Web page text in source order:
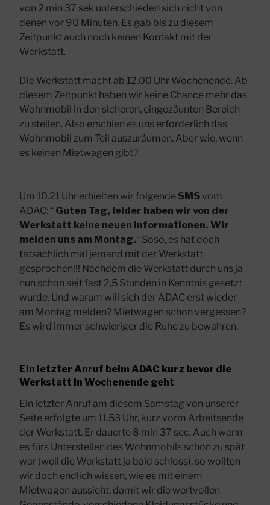
von 2 min 37 sek unterschieden sich nicht von
denen vor 90 Minuten. Es gab bis zu diesem
Zeitpunkt auch noch keinen Kontakt mit der
Werkstatt.
Die Werkstatt macht ab 12.00 Uhr Wochenende. Ab
diesem Zeitpunkt haben wir keine Chance mehr das
Wohnmobil in den sicheren, eingezäunten Bereich
zu stellen. Also erschien es uns erforderlich das
Wohnmobil zum Teil auszuräumen. Aber wie, wenn
es keinen Mietwagen gibt?
Um 10.21 Uhr erhielten wir folgende SMS vom
ADAC: “ Guten Tag, leider haben wir von der
Werkstatt keine neuen Informationen. Wir
melden uns am Montag.“ Soso, es hat doch
tatsächlich mal jemand mit der Werkstatt
gesprochen!!! Nachdem die Werkstatt durch uns ja
nun schon seit fast 2,5 Stunden in Kenntnis gesetzt
wurde. Und warum will sich der ADAC erst wieder
am Montag melden? Mietwagen schon vergessen?
Es wird immer schwieriger die Ruhe zu bewahren.
Ein letzter Anruf beim ADAC kurz bevor die
Werkstatt in Wochenende geht
Ein letzter Anruf am diesem Samstag von unserer
Seite erfolgte um 11.53 Uhr, kurz vorm Arbeitsende
der Werkstatt. Er dauerte 8 min 37 sec. Auch wenn
es fürs Unterstellen des Wohnmobils schon zu spät
war (weil die Werkstatt ja bald schloss), so wollten
wir doch endlich wissen, wie es mit einem
Mietwagen aussieht, damit wir die wertvollen